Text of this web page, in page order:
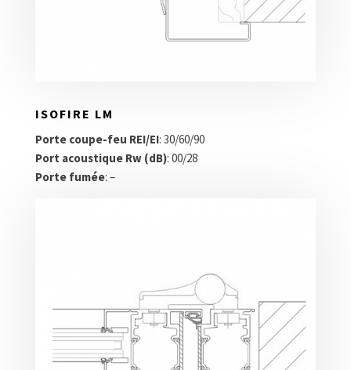
ISOFIRE LM
Porte coupe-feu REI/EI: 30/60/90
Port acoustique Rw (dB): 00/28
Porte fumée: –